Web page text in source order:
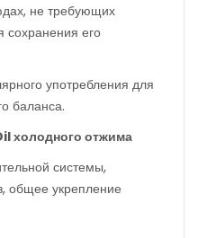
не требующих
сохранения его
употребления для
баланса.
холодного отжима
системы,
общее укрепление